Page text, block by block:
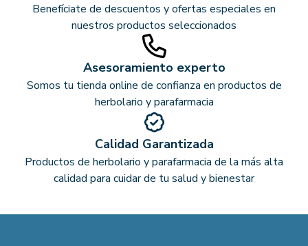
Benefíciate de descuentos y ofertas especiales en
nuestros productos seleccionados
Asesoramiento experto
Somos tu tienda online de confianza en productos de
herbolario y parafarmacia
Calidad Garantizada
Productos de herbolario y parafarmacia de la más alta
calidad para cuidar de tu salud y bienestar